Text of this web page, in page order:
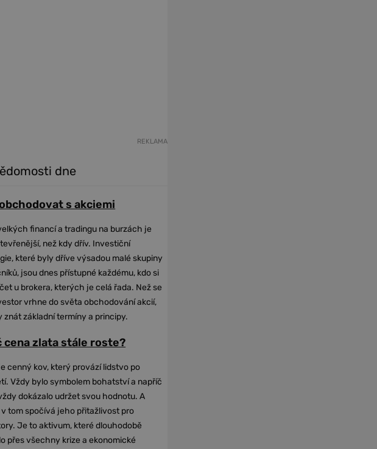
REKLAMA
dne
s akciemi
financí a tradingu na burzách je
než kdy dřív. Investiční
které byly dříve výsadou malé skupiny
jsou dnes přístupné každému, kdo si
u brokera, kterých je celá řada. Než se
vrhne do světa obchodování akcií,
znát základní termíny a principy.
cena zlata stále roste?
cenný kov, který provází lidstvo po
Vždy bylo symbolem bohatství a napříč
dokázalo udržet svou hodnotu. A
tom spočívá jeho přitažlivost pro
Je to aktivum, které dlouhodobě
přes všechny krize a ekonomické